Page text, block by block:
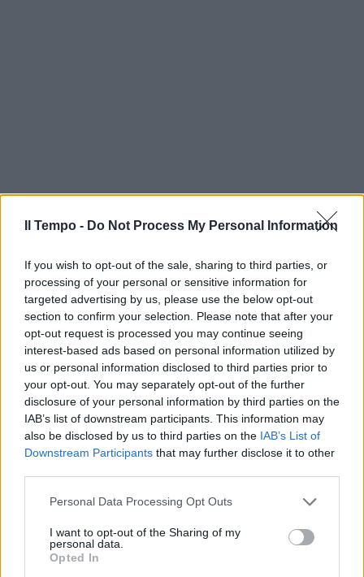
Il Tempo - Do Not Process My Personal Information
If you wish to opt-out of the sale, sharing to third parties, or
processing of your personal or sensitive information for
targeted advertising by us, please use the below opt-out
section to confirm your selection. Please note that after your
opt-out request is processed you may continue seeing
interest-based ads based on personal information utilized by
us or personal information disclosed to third parties prior to
your opt-out. You may separately opt-out of the further
disclosure of your personal information by third parties on the
IAB’s list of downstream participants. This information may
also be disclosed by us to third parties on the IAB’s List of
Downstream Participants that may further disclose it to other
Personal Data Processing Opt Outs
I want to opt-out of the Sharing of my
personal data.
Opted In